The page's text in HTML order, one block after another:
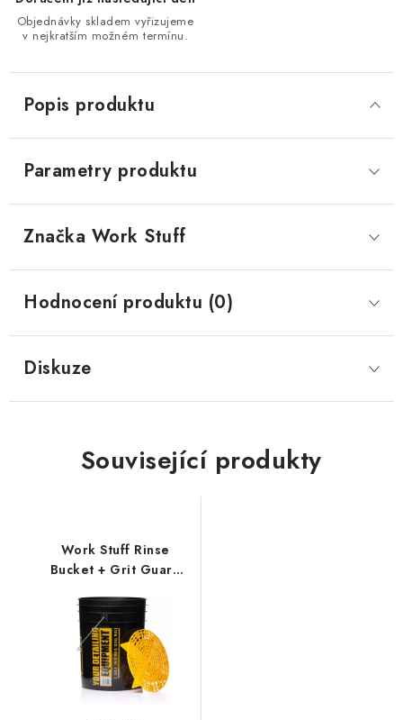
Objednávky skladem vyřizujeme
v nejkratším možném termínu.
Popis produktu
Parametry produktu
Značka Work Stuff
Hodnocení produktu (0)
Diskuze
Související produkty
Work Stuff Rinse
Bucket + Grit Guard
kbelík s vložkou